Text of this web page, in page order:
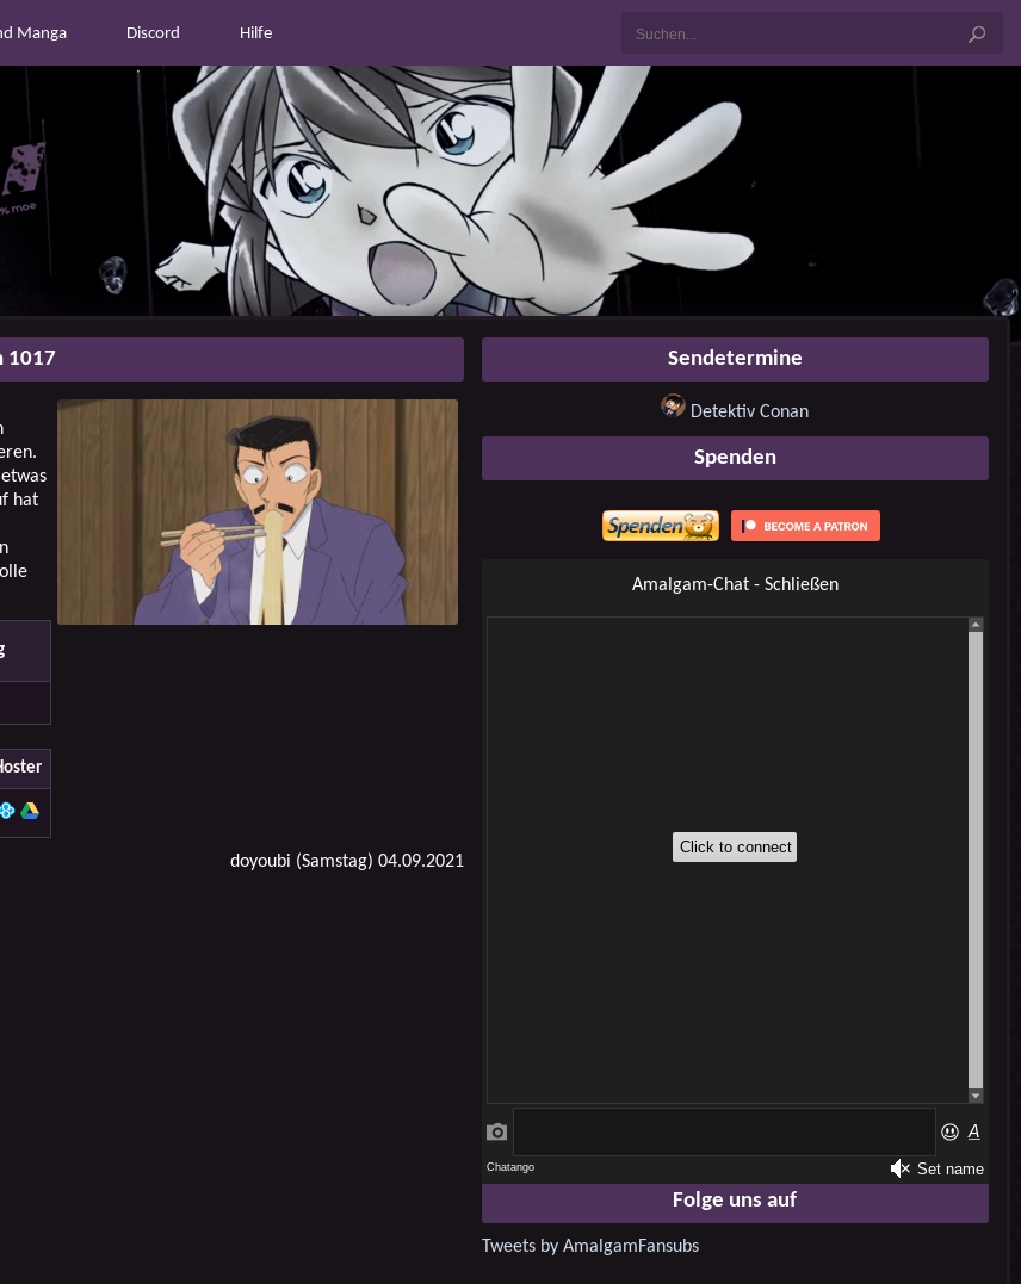
Manga Discord Hilfe
1017
hat
doyoubi (Samstag) 04.09.2021
Sendetermine
Detektiv Conan
Spenden
Amalgam-Chat - Schließen
Folge uns auf
Tweets by AmalgamFansubs